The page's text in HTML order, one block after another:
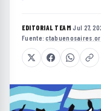
EDITORIAL TEAM·Jul 27,
Fuente: